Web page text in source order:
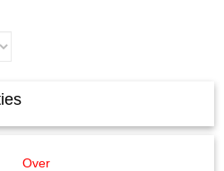
Over